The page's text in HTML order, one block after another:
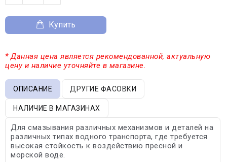
Купить
* Данная цена является рекомендованной, актуальную
цену и наличие уточняйте в магазине.
ОПИСАНИЕ ДРУГИЕ ФАСОВКИ
НАЛИЧИЕ В МАГАЗИНАХ
Для смазывания различных механизмов и деталей на
различных типах водного транспорта, где требуется
высокая стойкость к воздействию пресной и
морской воде.